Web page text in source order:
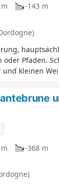
-143 m
Pfaden.
und kleinen
sind.
-368 m